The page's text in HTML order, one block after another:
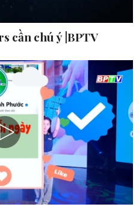
cần chú ý |BPTV